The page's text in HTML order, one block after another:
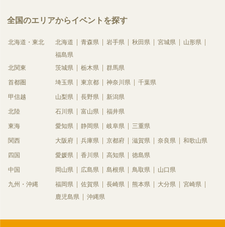
全国のエリアからイベントを探す
北海道・東北 北海道 青森県 岩手県 秋田県 宮城県
山形県
福島県
北関東
茨城県 栃木県 群馬県
首都圏 埼玉県 東京都 神奈川県 千葉県
甲信越 山梨県 長野県 新潟県
北陸 石川県 富山県 福井県
東海 愛知県 静岡県 岐阜県 三重県
関西 大阪府 兵庫県 京都府 滋賀県 奈良県 和歌山県
四国 愛媛県 香川県 高知県 徳島県
中国 岡山県 広島県 島根県 鳥取県 山口県
九州・沖縄 福岡県 佐賀県 長崎県 熊本県 大分県
宮崎県
鹿児島県
沖縄県